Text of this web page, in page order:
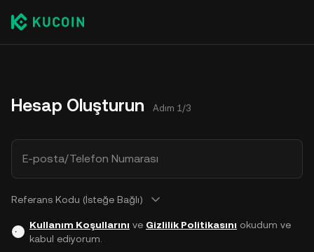
Hesap Oluşturun Adım 1/3
E-posta/Telefon Numarası
Referans Kodu (İsteğe Bağlı)
Kullanım Koşullarını ve Gizlilik Politikasını okudum ve
kabul ediyorum.